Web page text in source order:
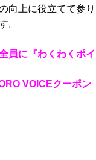
向上に役立てて参
。
員に『わくわくポ
VOICEクーポン